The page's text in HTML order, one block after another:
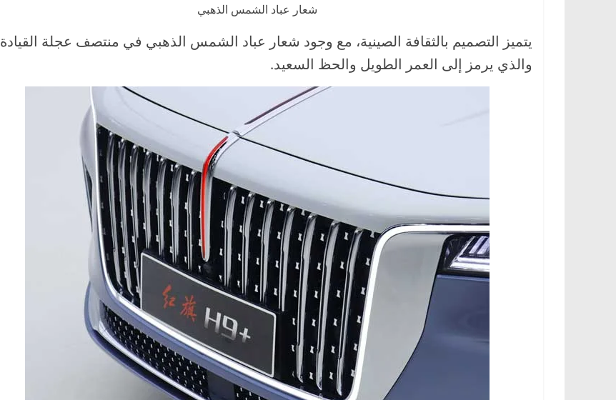
شعار عباد الشمس الذهبي
يتميز التصميم بالثقافة الصينية، مع وجود شعار عباد الشمس الذهبي في منتصف عجلة القيادة
والذي يرمز إلى العمر الطويل والحظ السعيد.